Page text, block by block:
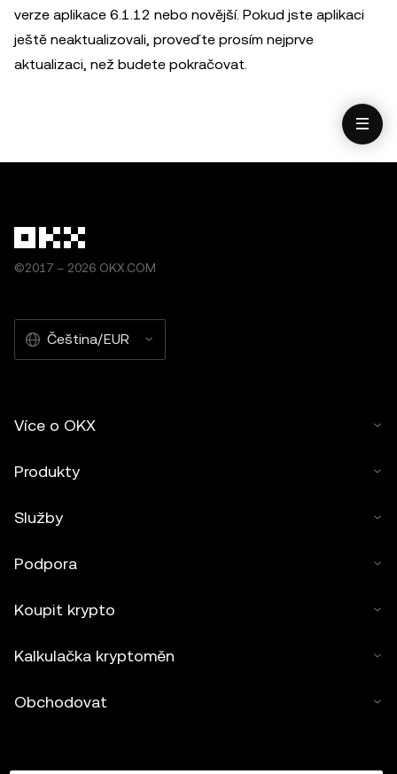
verze aplikace 6.1.12 nebo novější. Pokud jste aplikaci
ještě neaktualizovali, proveďte prosím nejprve
aktualizaci, než budete pokračovat.
©2017 – 2026 OKX.COM
Čeština/EUR
Více o OKX
Produkty
Služby
Podpora
Koupit krypto
Kalkulačka kryptoměn
Obchodovat